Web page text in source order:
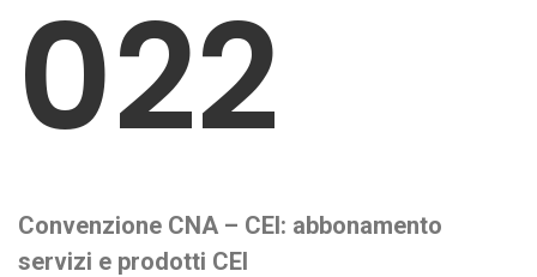
022
Convenzione CNA – CEI: abbonamento
servizi e prodotti CEI